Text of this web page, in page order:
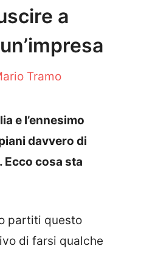
a
Tramo
e l’ennesimo
davvero di
cosa sta
partiti questo
di farsi qualche